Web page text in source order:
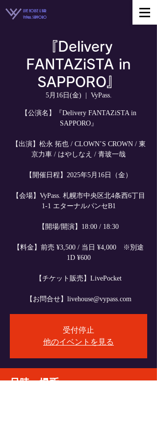
LIVE HOUSE & BAR
VyPass. SAPPORO
『Delivery
FANTAZiSTA in
SAPPORO』
5月16日(金) VyPass.
【公演名】『Delivery FANTAZiSTA in
SAPPORO』
【出演】松永 拓也 / CLOWN’S CROWN / 東
京力車 / はやしなえ / 青玻一哉
【開催日程】2025年5月16日（金）
【会場】VyPass. 札幌市中央区北4条西6丁目
1-1 エターナルパンセB1
【開場/開演】18:00 / 18:30
【料金】前売 ¥3,500 / 当日 ¥4,000 ※別途
1D ¥600
【チケット販売】LivePocket
【お問合せ】livehouse@vypass.com
受付停止
他のイベントを見る
日時・場所